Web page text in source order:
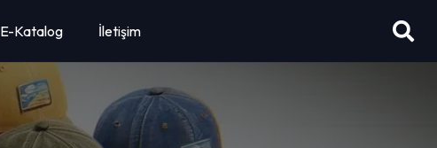
E-Katalog İletişim